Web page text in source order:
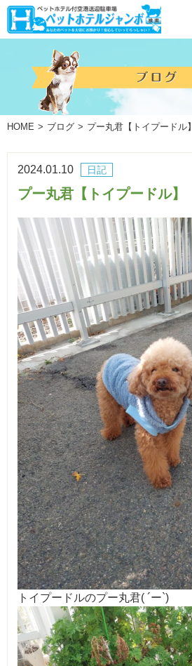
HOME ブログ プー丸君【トイプードル】
日記
2024.01.10
プー丸君【トイプードル】
トイプードルのプー丸君( ´ー`)